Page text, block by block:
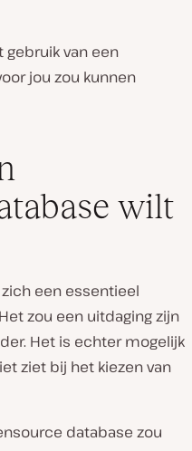
van een
jou zou kunnen
wilt
een essentieel
zou een uitdaging zijn
Het is echter mogelijk
ziet bij het kiezen van
database zou